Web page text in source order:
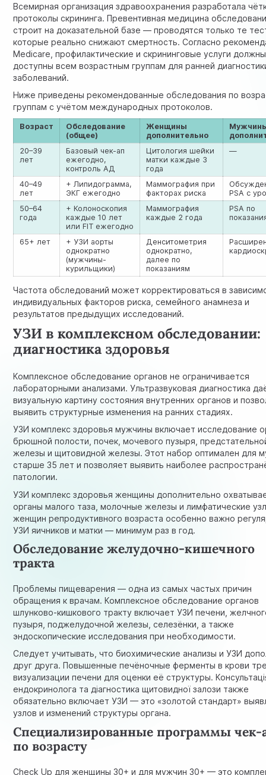
Всемирная организация здравоохранения разработала
протоколы скрининга. Превентивная медицина
строит на доказательной базе — проводятся только те
которые реально снижают смертность. Согласно
Medicare,профилактические и скрининговые услуги
доступны всем возрастным группам для ранней
заболеваний.
Ниже приведены рекомендованные обследования по
группам с учётом международных протоколов.
Возраст
Обследование
(общее)
Женщины
дополнительно
20–39
лет
Базовый чек-ап
ежегодно,
контроль АД
Цитология шейки
матки каждые 3
года
—
40–49
лет
+Липидограмма,
ЭКГ ежегодно
Маммография при
факторах риска
PSA с
50–64
года
+ Колоноскопия
каждые 10 лет
или FIT ежегодно
Маммография
каждые 2 года
PSA по
65+ лет
+ УЗИ аорты
однократно
(мужчины-
курильщики)
Денситометрия
однократно,
далее по
показаниям
Частота обследований может корректироваться в
индивидуальных факторов риска, семейного анамнеза и
результатов предыдущих исследований.
УЗИ в комплексном обследовании:
диагностика здоровья
Комплексное обследование органов не ограничивается
лабораторными анализами. Ультразвуковая диагностика
визуальную картину состояния внутренних органов и
выявить структурные изменения на ранних стадиях.
УЗИ комплекс здоровья мужчины включает исследование
брюшной полости, почек, мочевого пузыря,
железы и щитовидной железы. Этот набор оптимален для
старше 35 лет и позволяет выявить наиболее
патологии.
УЗИ комплекс здоровья женщины дополнительно
органы малого таза, молочные железы и лимфатические
женщин репродуктивного возраста особенно важно
УЗИ яичников и матки — минимум раз в год.
Обследование желудочно-кишечного
тракта
Проблемы пищеварения — одна из самых частых причин
обращения к врачам. Комплексное обследование органов
шлунково-кишкового тракту включает УЗИ печени,
пузыря, поджелудочной железы, селезёнки, а также
эндоскопические исследования при необходимости.
Следует учитывать, что биохимические анализы и УЗИ
друг друга. Повышенные печёночные ферменты в крови
визуализации печени для оценки её структуры.
ендокринолога та діагностика щитовидної залози также
обязательно включает УЗИ — это «золотой стандарт»
узлов и изменений структуры органа.
Специализированные программы чек-
по возрасту
Check Up для женщины 30+ и для мужчин 30+ — это